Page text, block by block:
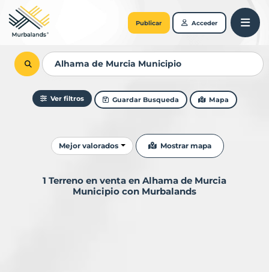
Publicar Acceder
Ver filtros Guardar Busqueda Mapa
Ordenar resultados
Mejor valorados Mostrar mapa
1 Terreno en venta en Alhama de Murcia
Municipio con Murbalands